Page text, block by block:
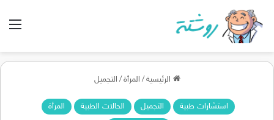
الرئيسية / المرأة / التجميل
استشارات طبية التجميل الحالات الطبية
المرأة